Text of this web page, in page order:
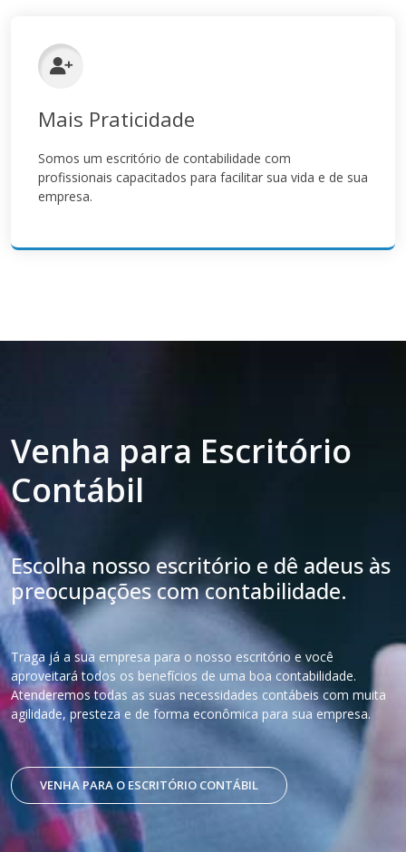
Mais Praticidade
Somos um escritório de contabilidade com
profissionais capacitados para facilitar sua vida e de sua
empresa.
Venha para Escritório
Contábil
Escolha nosso escritório e dê adeus às
preocupações com contabilidade.
Traga já a sua empresa para o nosso escritório e você
aproveitará todos os benefícios de uma boa contabilidade.
Atenderemos todas as suas necessidades contábeis com muita
agilidade, presteza e de forma econômica para sua empresa.
VENHA PARA O ESCRITÓRIO CONTÁBIL